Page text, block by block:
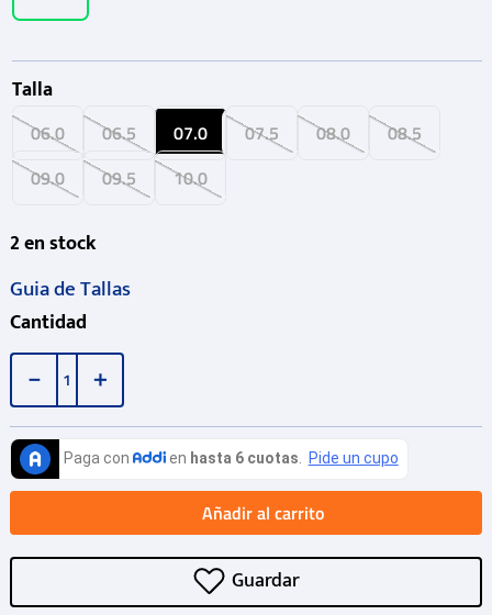
Talla
06.0 06.5 07.0 07.5 08.0
08.5
09.0
09.5 10.0
2en stock
Guia de Tallas
Cantidad
＋
－
Añadir al carrito